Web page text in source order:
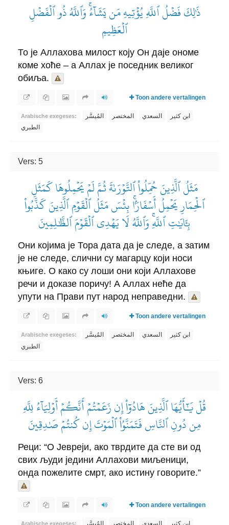
ذَٰلِكَ فَضۡلُ ٱللَّهِ يُؤۡتِيهِ مَن يَشَآءُۚ وَٱللَّهُ ذُو ٱلۡفَضۡلِ
ٱلۡعَظِيمِ
То је Аллахова милост коју Он даје ономе
коме хоће – а Аллах је поседник великог
обиља.
Toon andere vertalingen
Arabische exegeses: المُيسَّر المختصر السعدي
ابن كثير
الطبري
Vers: 5
مَثَلُ ٱلَّذِينَ حُمِّلُواْ ٱلتَّوۡرَىٰةَ ثُمَّ لَمۡ يَحۡمِلُوهَا كَمَثَلِ
ٱلۡحِمَارِ يَحۡمِلُ أَسۡفَارَۢاۚ بِئۡسَ مَثَلُ ٱلۡقَوۡمِ ٱلَّذِينَ كَذَّبُواْ
بِـَٔايَٰتِ ٱللَّهِۚ وَٱللَّهُ لَا يَهۡدِي ٱلۡقَوۡمَ ٱلظَّٰلِمِينَ
Они којима је Тора дата да је следе, а затим
је не следе, слични су магарцу који носи
књиге. О како су лоши они који Аллахове
речи и доказе поричу! А Аллах неће да
упути на Прави пут народ неправедни.
Toon andere vertalingen
Arabische exegeses: المُيسَّر المختصر السعدي
ابن كثير
الطبري
Vers: 6
قُلۡ يَٰٓأَيُّهَا ٱلَّذِينَ هَادُوٓاْ إِن زَعَمۡتُمۡ أَنَّكُمۡ أَوۡلِيَآءُ لِلَّهِ
مِن دُونِ ٱلنَّاسِ فَتَمَنَّوُاْ ٱلۡمَوۡتَ إِن كُنتُمۡ صَٰدِقِينَ
Реци: “О Јевреји, ако тврдите да сте ви од
свих људи једини Аллахови миљеници,
онда пожелите смрт, ако истину говорите.”
Toon andere vertalingen
Arabische exegeses: المُيسَّر المختصر السعدي ابن كثير